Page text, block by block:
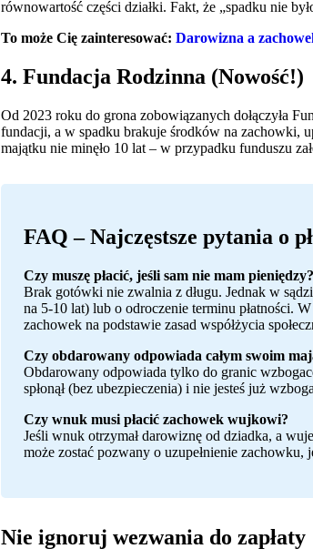
równowartość części działki. Fakt, że „spadku nie
To może Cię zainteresować: Darowizna a
4. Fundacja Rodzinna (Nowość!)
Od 2023 roku do grona zobowiązanych dołączyła
fundacji, a w spadku brakuje środków na zachowki,
majątku nie minęło 10 lat – w przypadku funduszu
FAQ – Najczęstsze pytania o
Czy muszę płacić, jeśli sam nie mam pieniędzy?
Brak gotówki nie zwalnia z długu. Jednak w
na 5-10 lat) lub o odroczenie terminu płatności.
zachowek na podstawie zasad współżycia
Czy obdarowany odpowiada całym swoim
Obdarowany odpowiada tylko do granic
spłonął (bez ubezpieczenia) i nie jesteś już
Czy wnuk musi płacić zachowek wujkowi?
Jeśli wnuk otrzymał darowiznę od dziadka, a
może zostać pozwany o uzupełnienie zachowku,
Nie ignoruj wezwania do zapłaty